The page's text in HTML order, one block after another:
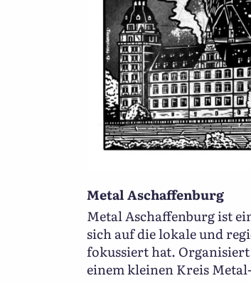
Metal Aschaffenburg
Metal Aschaffenburg ist
sich auf die lokale und
fokussiert hat.
einem kleinen Kreis